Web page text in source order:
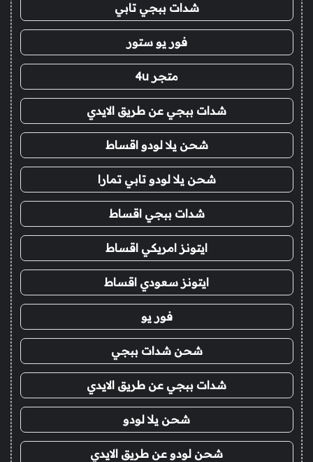
شدات ببجي تابي
فور يو ستور
متجر 4u
شدات ببجي عن طريق الايدي
شحن يلا لودو اقساط
شحن يلا لودو تابي تمارا
شدات ببجي اقساط
ايتونز امريكي اقساط
ايتونز سعودي اقساط
فور يو
شحن شدات ببجي
شدات ببجي عن طريق الايدي
شحن يلا لودو
شحن لودو عن طريق الايدي